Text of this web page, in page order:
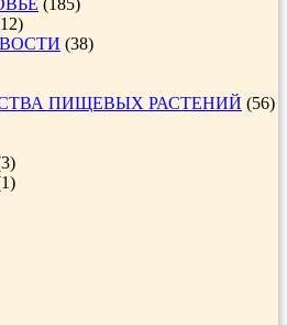
(38)
ПИЩЕВЫХ РАСТЕНИЙ (56)